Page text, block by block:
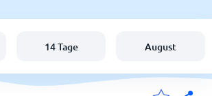
14 Tage August